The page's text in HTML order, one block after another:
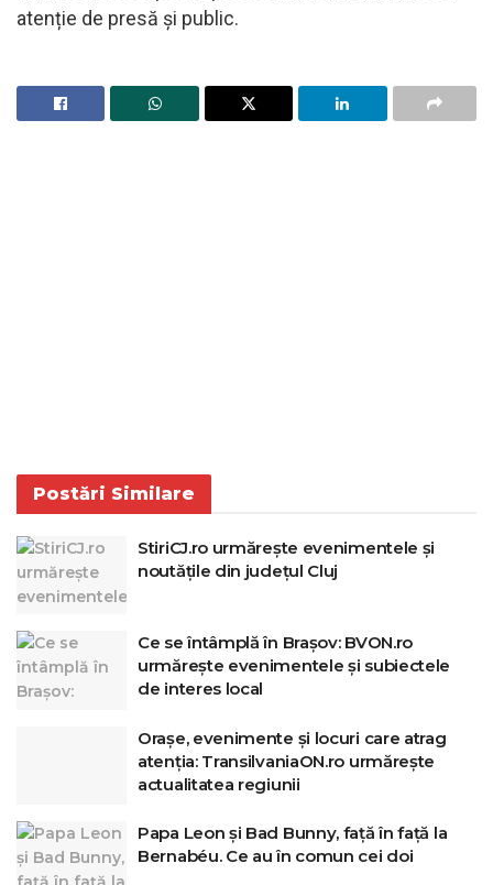
atenție de presă și public.
Postări Similare
StiriCJ.ro urmărește evenimentele și
noutățile din județul Cluj
Ce se întâmplă în Brașov: BVON.ro
urmărește evenimentele și subiectele
de interes local
Orașe, evenimente și locuri care atrag
atenția: TransilvaniaON.ro urmărește
actualitatea regiunii
Papa Leon și Bad Bunny, față în față la
Bernabéu. Ce au în comun cei doi